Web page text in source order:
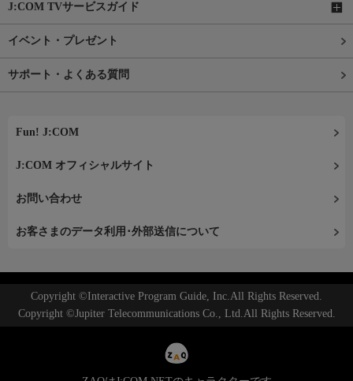
J:COM TVサービスガイド
イベント・プレゼント
サポート・よくある質問
Fun! J:COM
J:COM オフィシャルサイト
お問い合わせ
お客さまのデータ利用･外部送信について
Copyright ©Interactive Program Guide, Inc.All Rights Reserved.
Copyright ©Jupiter Telecommunications Co., Ltd.All Rights Reserved.